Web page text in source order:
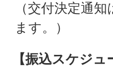
（交付決定通
ます。）
【振込スケジ